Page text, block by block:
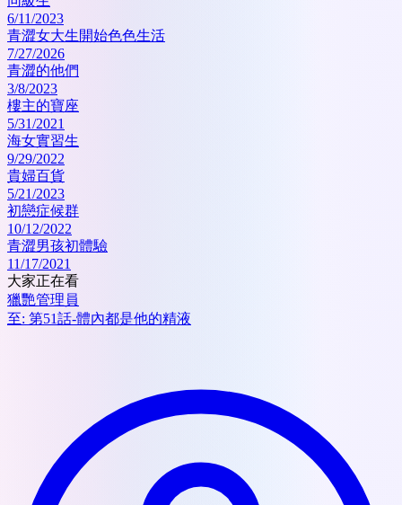
6/11/2023
青澀女大生開始色色生活
7/27/2026
青澀的他們
3/8/2023
樓主的寶座
5/31/2021
海女實習生
9/29/2022
貴婦百貨
5/21/2023
初戀症候群
10/12/2022
青澀男孩初體驗
11/17/2021
大家正在看
獵艷管理員
至: 第51話-體內都是他的精液